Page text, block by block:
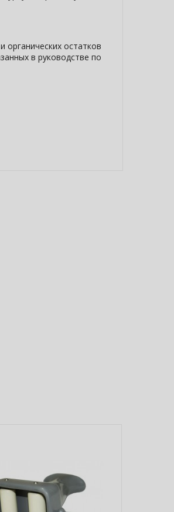
остатков
в руководстве по